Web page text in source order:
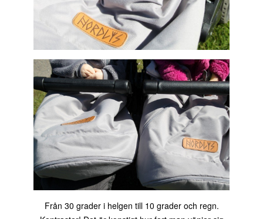
Från 30 grader i helgen till 10 grader och regn.